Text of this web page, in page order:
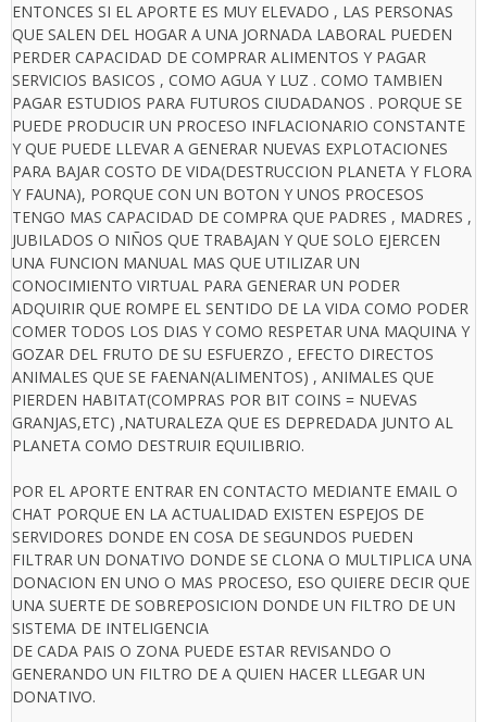
ENTONCES SI EL APORTE ES MUY ELEVADO , LAS PERSONAS
QUE SALEN DEL HOGAR A UNA JORNADA LABORAL PUEDEN
PERDER CAPACIDAD DE COMPRAR ALIMENTOS Y PAGAR
SERVICIOS BASICOS , COMO AGUA Y LUZ . COMO TAMBIEN
PAGAR ESTUDIOS PARA FUTUROS CIUDADANOS . PORQUE SE
PUEDE PRODUCIR UN PROCESO INFLACIONARIO CONSTANTE
Y QUE PUEDE LLEVAR A GENERAR NUEVAS EXPLOTACIONES
PARA BAJAR COSTO DE VIDA(DESTRUCCION PLANETA Y FLORA
Y FAUNA), PORQUE CON UN BOTON Y UNOS PROCESOS
TENGO MAS CAPACIDAD DE COMPRA QUE PADRES , MADRES ,
JUBILADOS O NIÑOS QUE TRABAJAN Y QUE SOLO EJERCEN
UNA FUNCION MANUAL MAS QUE UTILIZAR UN
CONOCIMIENTO VIRTUAL PARA GENERAR UN PODER
ADQUIRIR QUE ROMPE EL SENTIDO DE LA VIDA COMO PODER
COMER TODOS LOS DIAS Y COMO RESPETAR UNA MAQUINA Y
GOZAR DEL FRUTO DE SU ESFUERZO , EFECTO DIRECTOS
ANIMALES QUE SE FAENAN(ALIMENTOS) , ANIMALES QUE
PIERDEN HABITAT(COMPRAS POR BIT COINS = NUEVAS
GRANJAS,ETC) ,NATURALEZA QUE ES DEPREDADA JUNTO AL
PLANETA COMO DESTRUIR EQUILIBRIO.
POR EL APORTE ENTRAR EN CONTACTO MEDIANTE EMAIL O
CHAT PORQUE EN LA ACTUALIDAD EXISTEN ESPEJOS DE
SERVIDORES DONDE EN COSA DE SEGUNDOS PUEDEN
FILTRAR UN DONATIVO DONDE SE CLONA O MULTIPLICA UNA
DONACION EN UNO O MAS PROCESO, ESO QUIERE DECIR QUE
UNA SUERTE DE SOBREPOSICION DONDE UN FILTRO DE UN
SISTEMA DE INTELIGENCIA
DE CADA PAIS O ZONA PUEDE ESTAR REVISANDO O
GENERANDO UN FILTRO DE A QUIEN HACER LLEGAR UN
DONATIVO.